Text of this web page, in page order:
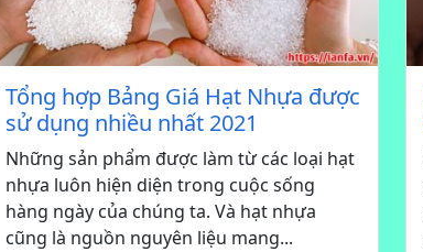
Tổng hợp Bảng Giá Hạt Nhựa được
sử dụng nhiều nhất 2021
Những sản phẩm được làm từ các loại hạt
nhựa luôn hiện diện trong cuộc sống
hàng ngày của chúng ta. Và hạt nhựa
cũng là nguồn nguyên liệu mang...